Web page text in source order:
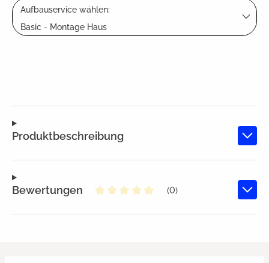
Aufbauservice wählen:
Basic - Montage Haus
Produktbeschreibung
Bewertungen
(0)